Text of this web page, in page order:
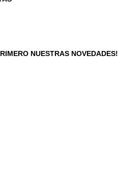
NUESTRAS NOVEDADES!